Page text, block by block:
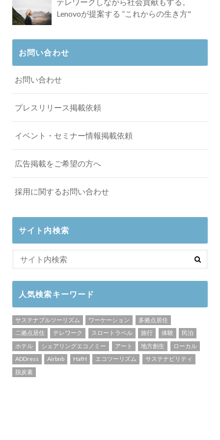
テレワークしながら社会貢献もする。
Lenovoが提案する ”これからの生き方"
お問い合わせ
お問い合わせ
プレスリリース掲載依頼
イベント・セミナー情報掲載依頼
広告掲載をご希望の方へ
採用に関するお問い合わせ
サイト内検索
人気検索キーワード
サステナブルツーリズム ワーケーション
多拠点居住
二拠点居住
テレワーク スロートラベル 旅行 体験
民泊
ホテル
シェアリングエコノミー アート 地方創生
ローカル
ADDress
Airbnb HafH エコツーリズム
サステナビリティ
脱炭素